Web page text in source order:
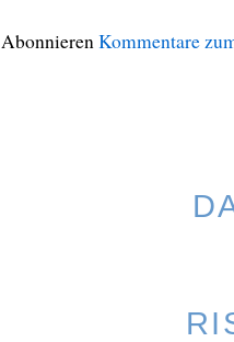
AbonnierenKommentare